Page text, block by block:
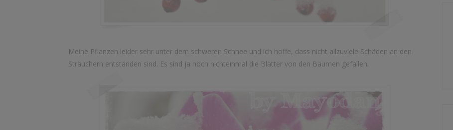
Meine Pflanzen leider sehr unter dem schweren Schnee und ich hoffe, dass nicht allzuviele Schäden an den
Sträuchern entstanden sind. Es sind ja noch nichteinmal die Blätter von den Bäumen gefallen.